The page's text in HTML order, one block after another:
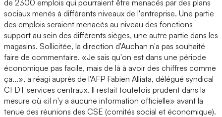
de 2300 emplois qui pourraient être menacés par des plans
sociaux menés à différents niveaux de l'entreprise. Une partie
des emplois seraient menacés au niveau des fonctions
support au sein des différents sièges, une autre partie dans les
magasins. Sollicitée, la direction d'Auchan n'a pas souhaité
faire de commentaire. «Je sais qu'on est dans une période
économique pas facile, mais de là à avoir des chiffres comme
ça...», a réagi auprès de l'AFP Fabien Alliata, délégué syndical
CFDT services centraux. Il restait toutefois prudent dans la
mesure où «il n'y a aucune information officielle» avant la
tenue des réunions des CSE (comités social et économique).